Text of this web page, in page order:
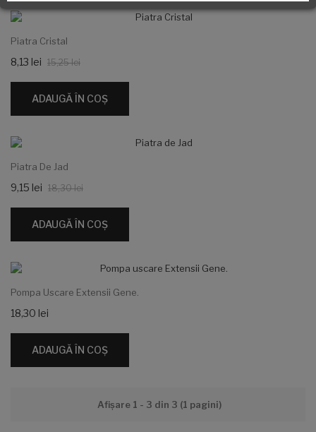
Piatra Cristal
8,13 lei 15,25 lei
ADAUGĂ ÎN COŞ
Piatra De Jad
9,15 lei 18,30 lei
ADAUGĂ ÎN COŞ
Pompa Uscare Extensii Gene.
18,30 lei
ADAUGĂ ÎN COŞ
Afişare 1 - 3 din 3 (1 pagini)